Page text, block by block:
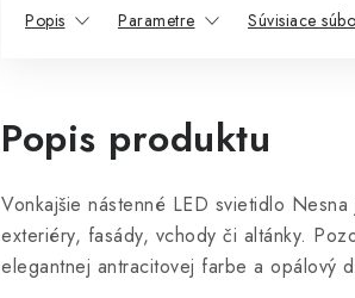
Popis Parametre Súvisiace
Popis produktu
Vonkajšie nástenné LED svietidlo
exteriéry, fasády, vchody či altánky.
elegantnej antracitovej farbe a opálový